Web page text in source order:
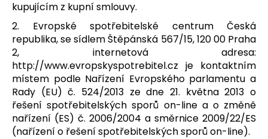
kupujícím z kupní smlouvy.
2. Evropské spotřebitelské centrum Česká
republika, se sídlem Štěpánská 567/15, 120 00 Praha
2, internetová adresa:
http://www.evropskyspotrebitel.cz je kontaktním
místem podle Nařízení Evropského parlamentu a
Rady (EU) č. 524/2013 ze dne 21. května 2013 o
řešení spotřebitelských sporů on-line a o změně
nařízení (ES) č. 2006/2004 a směrnice 2009/22/ES
(nařízení o řešení spotřebitelských sporů on-line).